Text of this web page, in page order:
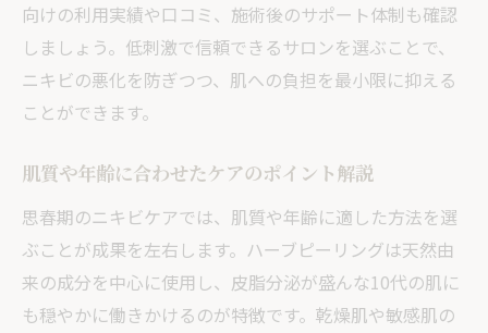
向けの利用実績や口コミ、施術後のサポート体制も確認
しましょう。低刺激で信頼できるサロンを選ぶことで、
ニキビの悪化を防ぎつつ、肌への負担を最小限に抑える
ことができます。
肌質や年齢に合わせたケアのポイント解説
思春期のニキビケアでは、肌質や年齢に適した方法を選
ぶことが成果を左右します。ハーブピーリングは天然由
来の成分を中心に使用し、皮脂分泌が盛んな10代の肌に
も穏やかに働きかけるのが特徴です。乾燥肌や敏感肌の